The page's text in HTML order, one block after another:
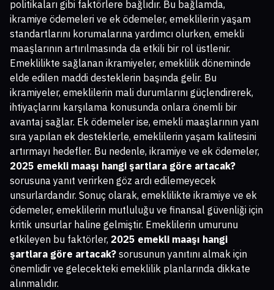
politikaları gibi faktörlere bağlıdır. Bu bağlamda,
ikramiye ödemeleri ve ek ödemeler, emeklilerin yaşam
standartlarını korumalarına yardımcı olurken, emekli
maaşlarının artırılmasında da etkili bir rol üstlenir.
Emeklilikte sağlanan ikramiyeler, emeklilik döneminde
elde edilen maddi desteklerin başında gelir. Bu
ikramiyeler, emeklilerin mali durumlarını güçlendirerek,
ihtiyaçlarını karşılama konusunda onlara önemli bir
avantaj sağlar. Ek ödemeler ise, emekli maaşlarının yanı
sıra yapılan ek desteklerle, emeklilerin yaşam kalitesini
artırmayı hedefler. Bu nedenle, ikramiye ve ek ödemeler,
2025 emekli maaşı hangi şartlara göre artacak?
sorusuna yanıt verirken göz ardı edilemeyecek
unsurlardandır. Sonuç olarak, emeklilikte ikramiye ve ek
ödemeler, emeklilerin mutluluğu ve finansal güvenliği için
kritik unsurlar haline gelmiştir. Emeklilerin umurunu
etkileyen bu faktörler, 2025 emekli maaşı hangi
şartlara göre artacak? sorusunun yanıtını almak için
önemlidir ve gelecekteki emeklilik planlarında dikkate
alınmalıdır.